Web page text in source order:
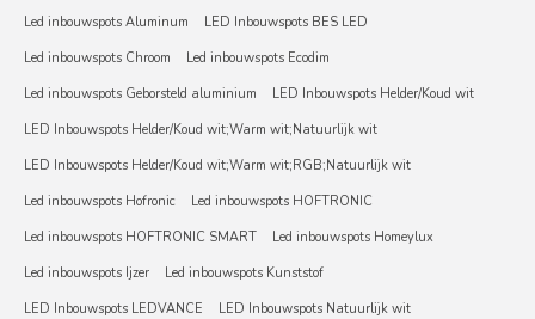
Led inbouwspots Aluminum
LED Inbouwspots BES LED
Led inbouwspots Chroom
Led inbouwspots Ecodim
Led inbouwspots Geborsteld aluminium
LED Inbouwspots Helder/Koud wit
LED Inbouwspots Helder/Koud wit;Warm wit;Natuurlijk wit
LED Inbouwspots Helder/Koud wit;Warm wit;RGB;Natuurlijk wit
Led inbouwspots Hofronic
Led inbouwspots HOFTRONIC
Led inbouwspots HOFTRONIC SMART
Led inbouwspots Homeylux
Led inbouwspots Ijzer
Led inbouwspots Kunststof
LED Inbouwspots LEDVANCE
LED Inbouwspots Natuurlijk wit